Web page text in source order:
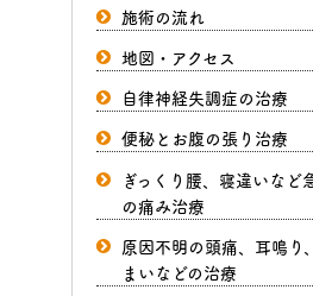
施術の流れ
地図・アクセス
自律神経失調症の治療
便秘とお腹の張り治療
ぎっくり腰、寝違いなど
の痛み治療
原因不明の頭痛、耳鳴り
まいなどの治療